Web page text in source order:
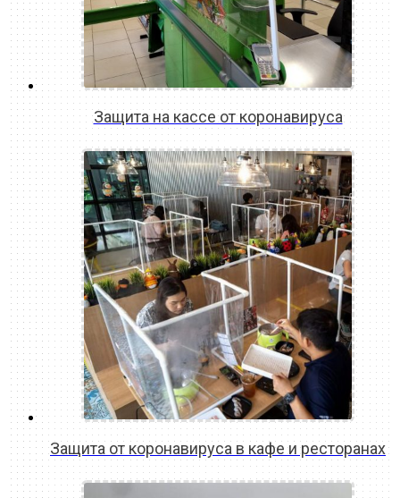
Защита на кассе от коронавируса
READ MORE
Защита от коронавируса в кафе и ресторанах
READ MORE